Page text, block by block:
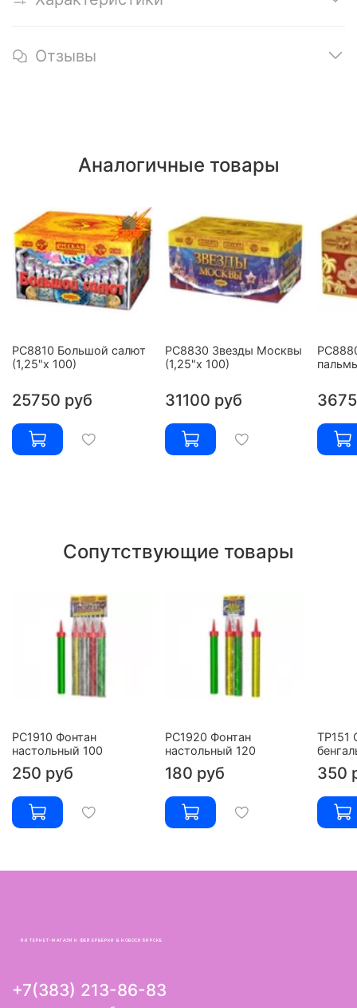
Отзывы
Аналогичные товары
РС8810 Большой салют
(1,25"х 100)
25750 руб
РС8830 Звезды Москвы
(1,25"х 100)
31100 руб
Сопутствующие товары
РС1910 Фонтан
настольный 100
250 руб
РС1920 Фонтан
настольный 120
180 руб
ТР151
350
ИНТЕРНЕТ-МАГАЗИН ФЕЙЕРВЕРКИ В НОВОСИБИРСКЕ
+7(383) 213-86-83